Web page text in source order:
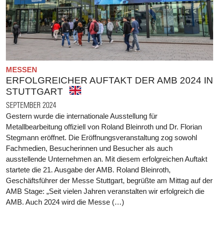
MESSEN
ERFOLGREICHER AUFTAKT DER AMB 2024 IN
STUTTGART
SEPTEMBER 2024
Gestern wurde die internationale Ausstellung für
Metallbearbeitung offiziell von Roland Bleinroth und Dr. Florian
Stegmann eröffnet. Die Eröffnungsveranstaltung zog sowohl
Fachmedien, Besucherinnen und Besucher als auch
ausstellende Unternehmen an. Mit diesem erfolgreichen Auftakt
startete die 21. Ausgabe der AMB. Roland Bleinroth,
Geschäftsführer der Messe Stuttgart, begrüßte am Mittag auf der
AMB Stage: „Seit vielen Jahren veranstalten wir erfolgreich die
AMB. Auch 2024 wird die Messe (…)